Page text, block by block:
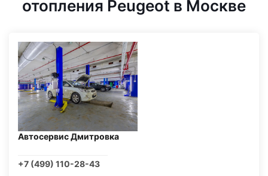
отопления Peugeot в Москве
Автосервис Дмитровка
+7 (499) 110-28-43